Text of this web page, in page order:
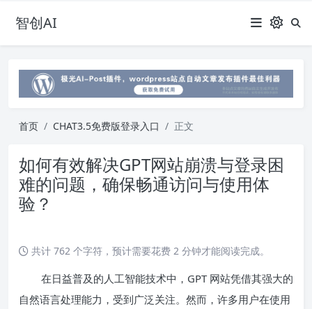
智创AI
首页 CHAT3.5免费版登录入口 正文
如何有效解决GPT网站崩溃与登录困
难的问题，确保畅通访问与使用体
验？
共计 762 个字符，预计需要花费 2 分钟才能阅读完成。
在日益普及的人工智能技术中，GPT 网站凭借其强大的
自然语言处理能力，受到广泛关注。然而，许多用户在使用